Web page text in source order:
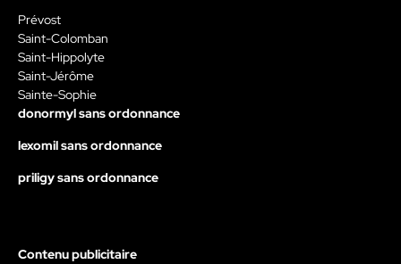
Prévost
Saint-Colomban
Saint-Hippolyte
Saint-Jérôme
Sainte-Sophie
donormyl sans ordonnance
lexomil sans ordonnance
priligy sans ordonnance
Contenu publicitaire